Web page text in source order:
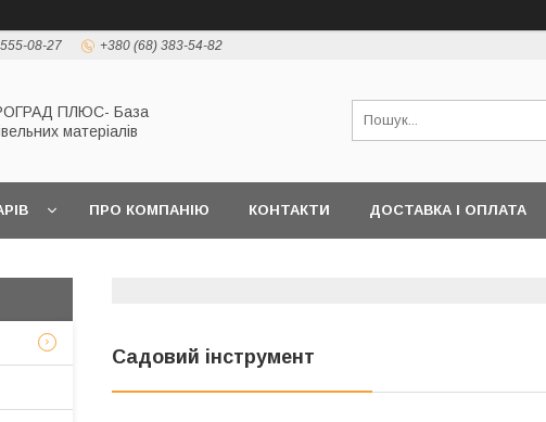
08-27 +380 (68) 383-54-82
ПЛЮС- База
матеріалів
ПРО КОМПАНІЮ КОНТАКТИ ДОСТАВКА І ОПЛАТА
Садовий інструмент